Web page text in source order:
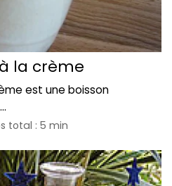
la crème
est une boisson
total : 5 min